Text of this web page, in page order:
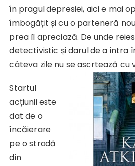
în pragul depresiei, aici e mai
îmbogățit și cu o parteneră
prea îl apreciază. De unde
detectivistic și darul de a intra
câteva zile nu se asortează cu
Startul
acțiunii este
dat de o
încăierare
pe o stradă
din